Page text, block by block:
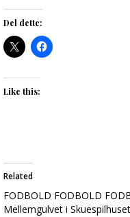
Del dette:
Like this:
Related
FODBOLD FODBOLD
Mellemgulvet i